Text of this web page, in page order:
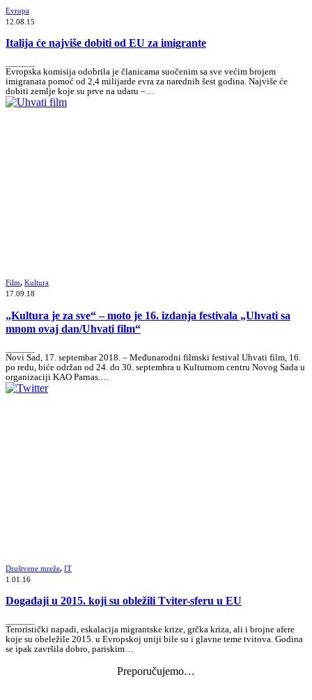
Evropa
12.08.15
Italija će najviše dobiti od EU za imigrante
Evropska komisija odobrila je članicama suočenim sa sve većim brojem
imigranata pomoć od 2,4 milijarde evra za narednih šest godina. Najviše će
dobiti zemlje koje su prve na udaru –…
Film, Kultura
17.09.18
„Kultura je za sve“ – moto je 16. izdanja festivala „Uhvati sa
mnom ovaj dan/Uhvati film“
Novi Sad, 17. septembar 2018. – Međunarodni filmski festival Uhvati film, 16.
po redu, biće održan od 24. do 30. septembra u Kulturnom centru Novog Sada u
organizaciji KAO Parnas.…
Društvene mreže, IT
1.01.16
Događaji u 2015. koji su obležili Tviter-sferu u EU
Teroristički napadi, eskalacija migrantske krize, grčka kriza, ali i brojne afere
koje su obeležile 2015. u Evropskoj uniji bile su i glavne teme tvitova. Godina
se ipak završila dobro, pariskim…
Preporučujemo…